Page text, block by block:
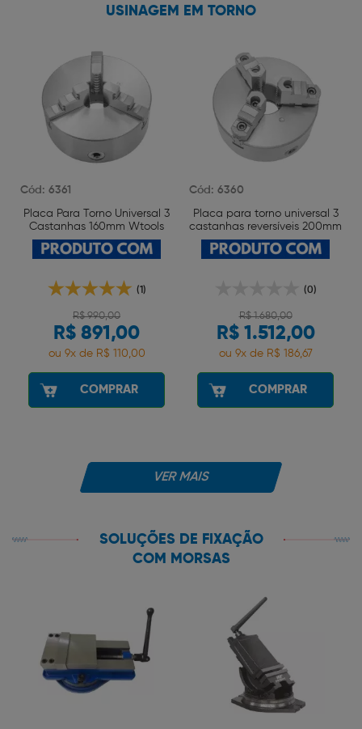
USINAGEM EM TORNO
Cód: 6361
Placa Para Torno Universal 3
Castanhas 160mm Wtools
(1)
R$ 990,00
R$ 891,00
ou 9x de R$ 110,00
COMPRAR
Cód: 6360
Placa para torno universal 3
castanhas reversíveis 200mm
Wtools
(0)
R$ 1.680,00
R$ 1.512,00
ou 9x de R$ 186,67
COMPRAR
VER MAIS
SOLUÇÕES DE FIXAÇÃO
COM MORSAS